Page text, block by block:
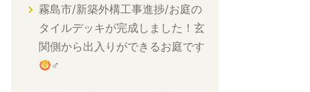
霧島市/新築外構工事進捗/お庭の
タイルデッキが完成しました！玄
関側から出入りができるお庭です
‍♂